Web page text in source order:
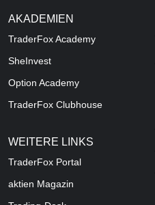
AKADEMIEN
TraderFox Academy
SheInvest
Option Academy
TraderFox Clubhouse
WEITERE LINKS
TraderFox Portal
aktien Magazin